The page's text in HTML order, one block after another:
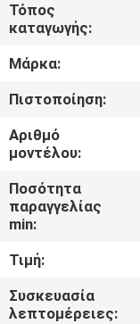
ΣΧΕΤΙΚΆ
ΜΕ
ΕΜΆΣ
ΕΠΙΣΚΈΨΕΙΣ
ΣΤΟ
ΕΡΓΟΣΤΆΣΙΟ
ΈΛΕΓΧΟΣ
ΠΟΙΌΤΗΤΑΣ
Τόπος
καταγωγής:
Μάρκα:
Πιστοποίηση:
Αριθμό
μοντέλου:
Ποσότητα
παραγγελίας
min:
Τιμή:
Συσκευασία
λεπτομέρειες: